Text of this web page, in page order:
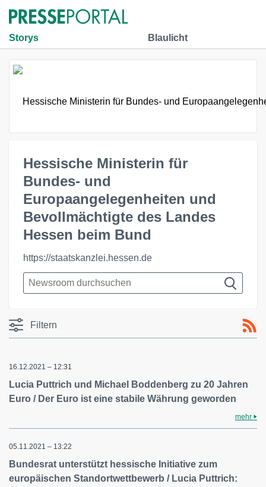
Storys Blaulicht
Hessische Ministerin für
Bundes- und
Europaangelegenheiten und
Bevollmächtigte des Landes
Hessen beim Bund
https://staatskanzlei.hessen.de
Filtern
16.12.2021 – 12:31
Lucia Puttrich und Michael Boddenberg zu 20 Jahren
Euro / Der Euro ist eine stabile Währung geworden
mehr
05.11.2021 – 13:22
Bundesrat unterstützt hessische Initiative zum
europäischen Standortwettbewerb / Lucia Puttrich: